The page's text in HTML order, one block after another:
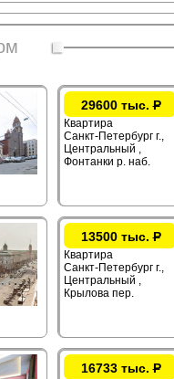
29600 тыс.Р
Квартира
Санкт-Петербург г.,
Центральный ,
Фонтанки р. наб.
13500 тыс.Р
Квартира
Санкт-Петербург г.,
Центральный ,
Крылова пер.
16733 тыс.Р